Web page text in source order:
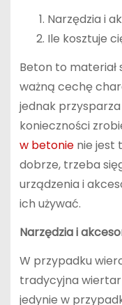
Narzędzia i
Ile kosztuje
Beton to materiał
ważną cechę
jednak
konieczności
w betonienie jest
dobrze, trzeba
urządzenia i
ich używać.
Narzędzia i
W przypadku
tradycyjna
jedynie w